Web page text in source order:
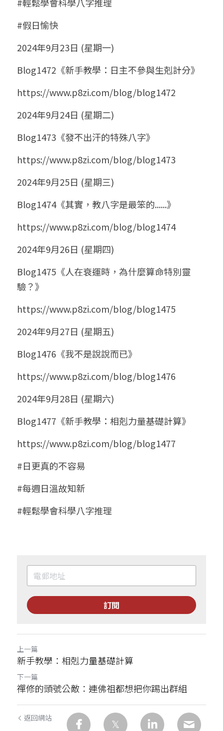
五行八字線上班
#假日愉快
2024年9月23日 (星期一)
Blog1472《新手教學：日主不參與生剋計分》
https://www.p8zi.com/blog/blog1472
2024年9月24日 (星期二)
Blog1473《發不出汗的特殊八字》
https://www.p8zi.com/blog/blog1473
2024年9月25日 (星期三)
Blog1474《其實，教八字是最笨的......》
https://www.p8zi.com/blog/blog1474
2024年9月26日 (星期四)
Blog1475《人在衰運時，為什麼算命特別靈
驗？》
https://www.p8zi.com/blog/blog1475
2024年9月27日 (星期五)
Blog1476《我不是說說而已》
https://www.p8zi.com/blog/blog1476
2024年9月28日 (星期六)
Blog1477《新手教學：相剋力量基礎計算》
https://www.p8zi.com/blog/blog1477
#日更真的不容易
#每週日溫故知新
#輕鬆學會科學八字推理
訂閱
上一篇
新手教學：相剋力量基礎計算
下一篇
禪修的頭號公敵：連佛祖都想把你踢出群組
返回網站